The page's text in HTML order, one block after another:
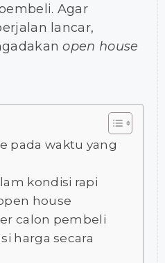
Agar
lancar,
open house
pada waktu yang
kondisi rapi
house
calon pembeli
harga secara